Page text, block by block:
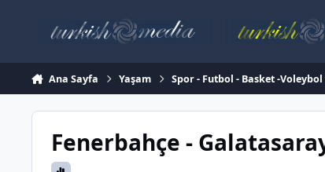
Ana Sayfa Yaşam Spor - Futbol - Basket -
Fenerbahçe -